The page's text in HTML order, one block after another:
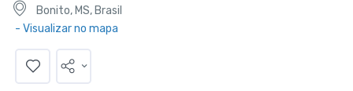
Bonito, MS, Brasil
- Visualizar no mapa